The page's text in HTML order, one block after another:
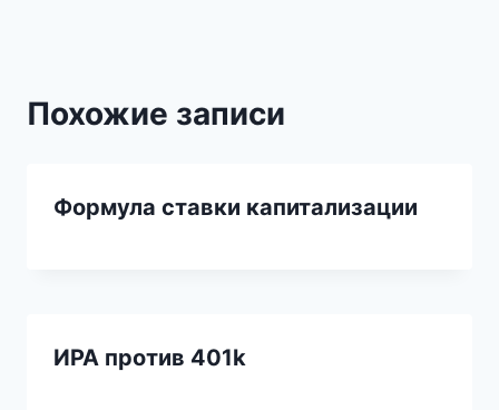
Похожие записи
Формула ставки капитализации
ИРА против 401k